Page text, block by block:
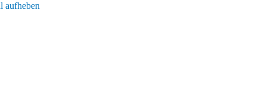
aufheben